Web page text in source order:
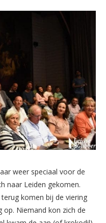
weer speciaal voor de
naar Leiden gekomen.
komen bij de viering
op. Niemand kon zich de